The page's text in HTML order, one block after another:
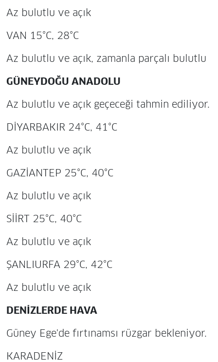
Az bulutlu ve açık
VAN 15°C, 28°C
Az bulutlu ve açık, zamanla parçalı bulutlu
GÜNEYDOĞU ANADOLU
Az bulutlu ve açık geçeceği tahmin ediliyor.
DİYARBAKIR 24°C, 41°C
Az bulutlu ve açık
GAZİANTEP 25°C, 40°C
Az bulutlu ve açık
SİİRT 25°C, 40°C
Az bulutlu ve açık
ŞANLIURFA 29°C, 42°C
Az bulutlu ve açık
DENİZLERDE HAVA
Güney Ege'de fırtınamsı rüzgar bekleniyor.
KARADENİZ